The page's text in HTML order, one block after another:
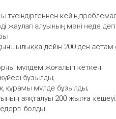
жаулап алуының мәні неде
дейін 200-ден астам
мүлдем жоғалып кеткен;
бұзылды;
құрамы мүлде бұзылды;
аяқталуы 200 жылға
болды.